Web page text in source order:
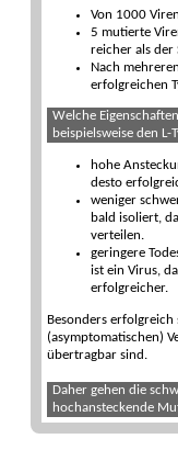
Von 1000
5 mutierte
reicher als der
Nach
erfolg­reichen
Welche
beispiels­weise den L-
hohe
desto
weniger
bald isoliert,
ver­teilen.
geringere
ist ein Virus,
erfolg­reicher.
Besonders
(asymptomatischen)
über­tragbar sind.
Daher gehen die
hoch­an­steckende